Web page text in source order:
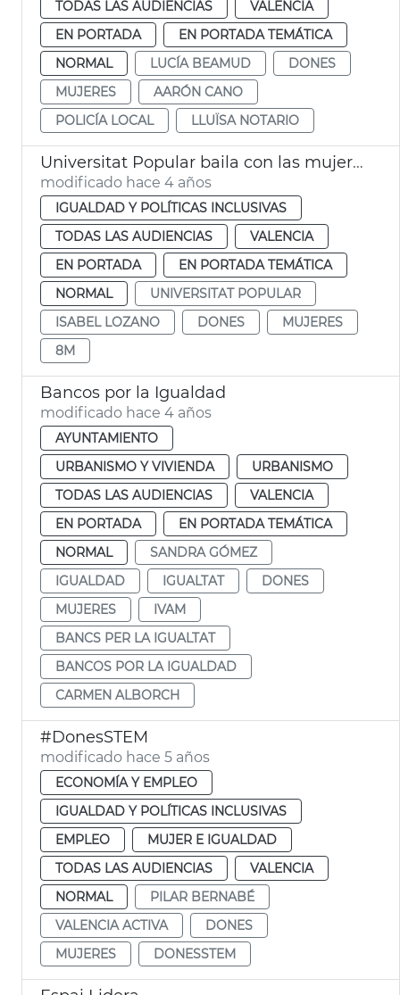
TODAS LAS AUDIENCIAS
VALENCIA
EN PORTADA
EN PORTADA TEMÁTICA
NORMAL
LUCÍA BEAMUD
DONES
MUJERES
AARÓN CANO
POLICÍA LOCAL
LLUÏSA NOTARIO
Universitat Popular baila con las mujeres del 8M
modificado hace 4 años
IGUALDAD Y POLÍTICAS INCLUSIVAS
TODAS LAS AUDIENCIAS
VALENCIA
EN PORTADA
EN PORTADA TEMÁTICA
NORMAL
UNIVERSITAT POPULAR
ISABEL LOZANO
DONES
MUJERES
8M
Bancos por la Igualdad
modificado hace 4 años
AYUNTAMIENTO
URBANISMO Y VIVIENDA
URBANISMO
TODAS LAS AUDIENCIAS
VALENCIA
EN PORTADA
EN PORTADA TEMÁTICA
NORMAL
SANDRA GÓMEZ
IGUALDAD
IGUALTAT
DONES
MUJERES
IVAM
BANCS PER LA IGUALTAT
BANCOS POR LA IGUALDAD
CARMEN ALBORCH
#DonesSTEM
modificado hace 5 años
ECONOMÍA Y EMPLEO
IGUALDAD Y POLÍTICAS INCLUSIVAS
EMPLEO
MUJER E IGUALDAD
TODAS LAS AUDIENCIAS
VALENCIA
NORMAL
PILAR BERNABÉ
VALENCIA ACTIVA
DONES
MUJERES
DONESSTEM